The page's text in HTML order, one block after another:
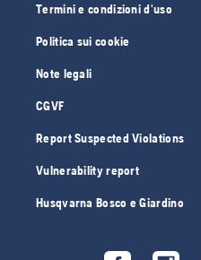
Termini e condizioni d'uso
Politica sui cookie
Note legali
CGVF
Report Suspected Violations
Vulnerability report
Husqvarna Bosco e Giardino